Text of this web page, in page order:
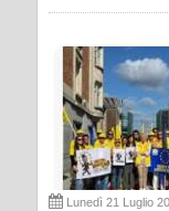
Lunedì 21 Luglio